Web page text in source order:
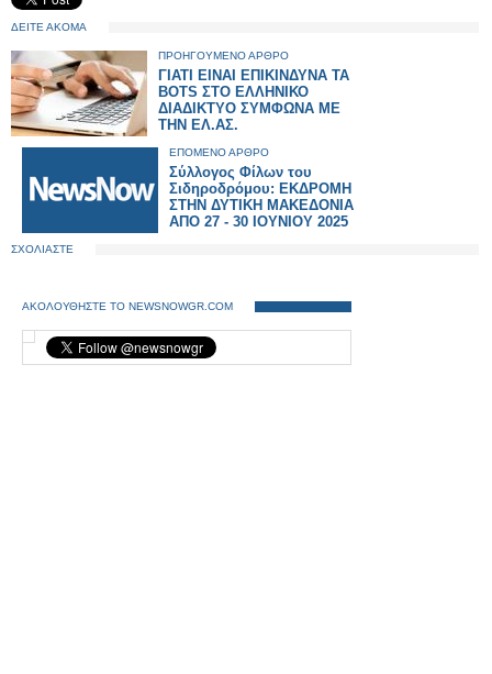
ΔΕΙΤΕ ΑΚΟΜΑ
ΠΡΟΗΓΟΥΜΕΝΟ ΑΡΘΡΟ
ΓΙΑΤΙ ΕΙΝΑΙ ΕΠΙΚΙΝΔΥΝΑ ΤΑ
BOTS ΣΤΟ ΕΛΛΗΝΙΚΟ
ΔΙΑΔΙΚΤΥΟ ΣΥΜΦΩΝΑ ΜΕ
ΤΗΝ ΕΛ.ΑΣ.
ΕΠΟΜΕΝΟ ΑΡΘΡΟ
Σύλλογος Φίλων του
Σιδηροδρόμου: ΕΚΔΡΟΜΗ
ΣΤΗΝ ΔΥΤΙΚΗ ΜΑΚΕΔΟΝΙΑ
ΑΠΟ 27 - 30 ΙΟΥΝΙΟΥ 2025
ΣΧΟΛΙΑΣΤΕ
ΑΚΟΛΟΥΘΗΣΤΕ ΤΟ NEWSNOWGR.COM